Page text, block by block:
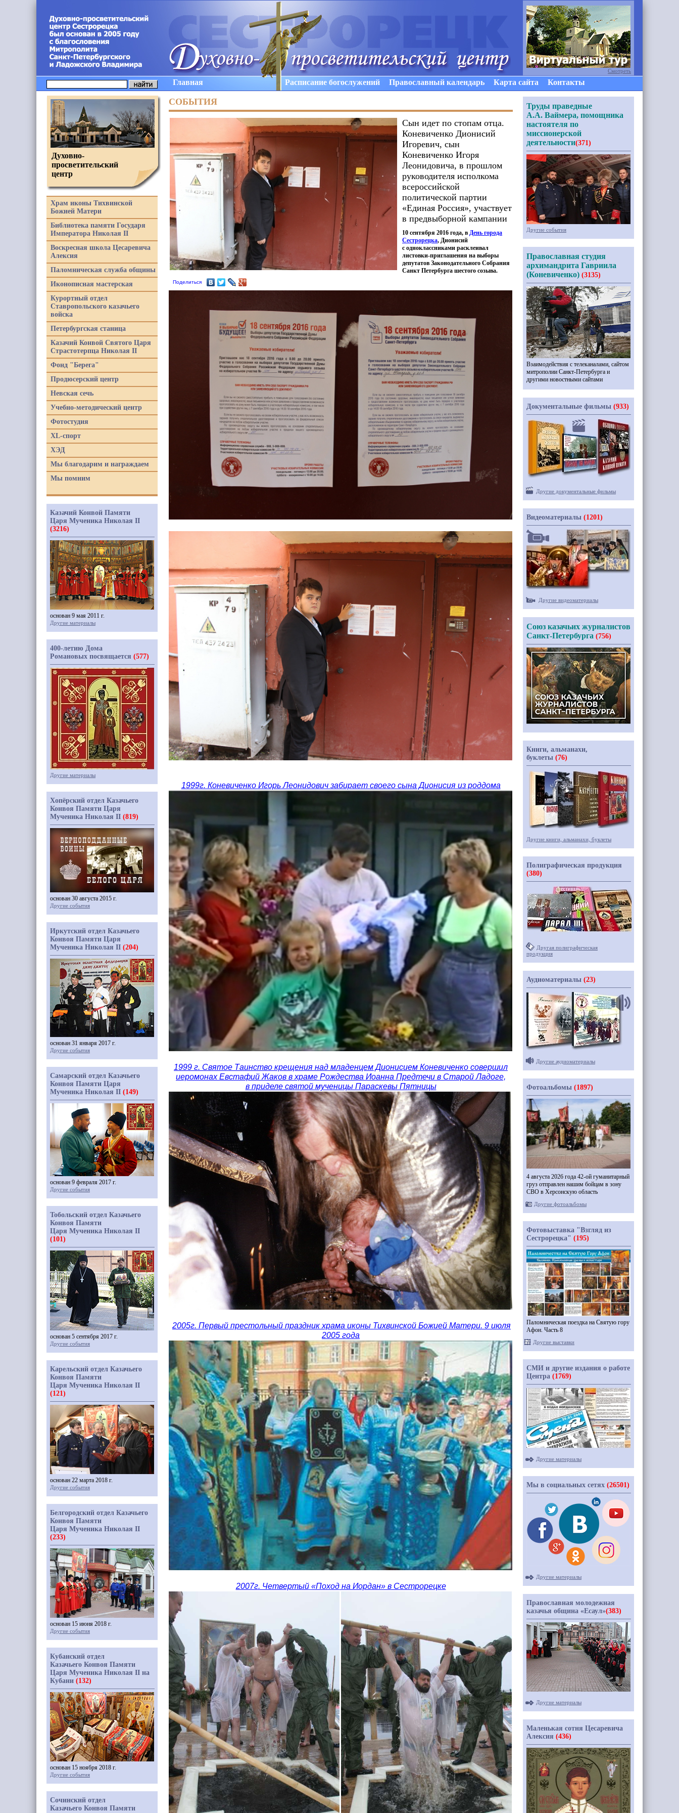
Главная Расписание богослужений Православный календарь Карта сайта Контакты
СОБЫТИЯ
Поделиться
Сын идет по стопам отца.
Коневиченко Дионисий
Игоревич, сын
Коневиченко Игоря
Леонидовича, в прошлом
руководителя исполкома
всероссийской
политической партии
«Единая Россия», участвует
в предвыборной кампании
10 сентября 2016 года, в День города
Сестрорецка, Дионисий
с одноклассниками расклеивал
листовки-приглашения на выборы
депутатов Законодательного Собрания
Санкт Петербурга шестого созыва.
1999г. Коневиченко Игорь Леонидович забирает своего сына Дионисия из роддома
1999 г. Святое Таинство крещения над младенцем Дионисием Коневиченко совершил
иеромонах Евстафий Жаков в храме Рождества Иоанна Предтечи в Старой Ладоге,
в приделе святой мученицы Параскевы Пятницы
2005г. Первый престольный праздник храма иконы Тихвинской Божией Матери. 9 июля
2005 года
2007г. Четвертый «Походна Иордан» в Сестрорецке
Духовно-
просветительский
центр
Храм иконы Тихвинской
Божией Матери
Библиотека памяти Государя
Императора Николая II
Воскресная школа Цесаревича
Алексия
Паломническая служба общины
Иконописная мастерская
Курортный отдел
Ставропольского казачьего
войска
Петербургская станица
Казачий Конвой Святого Царя
Страстотерпца Николая II
Фонд "Берега"
Продюсерский центр
Невская сечь
Учебно-методический центр
Фотостудия
XL-спорт
ХЭД
Мы благодарим и награждаем
Мы помним
Казачий Конвой Памяти
Царя Мученика Николая II
(3216)
основан 9 мая 2011 г.
Другие материалы
400-летию Дома
Романовых посвящается (577)
Другие материалы
Хопёрский отдел Казачьего
Конвоя Памяти Царя
Мученика Николая II (819)
основан 30 августа 2015 г.
Другие события
Иркутский отдел Казачьего
Конвоя Памяти Царя
Мученика Николая II (204)
основан 31 января 2017 г.
Другие события
Самарский отдел Казачьего
Конвоя Памяти Царя
Мученика Николая II (149)
основан 9 февраля 2017 г.
Другие события
Тобольский отдел Казачьего
Конвоя Памяти
Царя Мученика Николая II
(101)
основан 5 сентября 2017 г.
Другие события
Карельский отдел Казачьего
Конвоя Памяти
Царя Мученика Николая II
(121)
основан 22 марта 2018 г.
Другие события
Белгородский отдел Казачьего
Конвоя Памяти
Царя Мученика Николая II
(233)
основан 15 июня 2018 г.
Другие события
Кубанский отдел
Казачьего Конвоя Памяти
Царя Мученика Николая II на
Кубани (132)
основан 15 ноября 2018 г.
Другие события
Сочинский отдел
Казачьего Конвоя Памяти
Смотреть
Труды праведные
А.А. Ваймера, помощника
настоятеля по
миссионерской
деятельности(371)
Другие события
Православная студия
архимандрита Гавриила
(Коневиченко) (3135)
Взаимодействия с телеканалами, сайтом
митрополии Санкт-Петербурга и
другими новостными сайтами
Документальные фильмы (933)
Другие документальные фильмы
Видеоматериалы (1201)
Другие видеоматериалы
Союз казачьих журналистов
Санкт-Петербурга (756)
Книги, альманахи,
буклеты (76)
Другие книги, альманахи, буклеты
Полиграфическая продукция
(380)
Другая полиграфическая
продукция
Аудиоматериалы (23)
Другие аудиоматериалы
Фотоальбомы (1897)
4 августа 2026 года 42-ой гуманитарный
груз отправлен нашим бойцам в зону
СВО в Херсонскую область
Другие фотоальбомы
Фотовыставка "Взгляд из
Сестрорецка" (195)
Паломническая поездка на Святую гору
Афон. Часть 8
Другие выставки
СМИ и другие издания о работе
Центра (1769)
Другие материалы
Мы в социальных сетях (26501)
Другие материалы
Православная молодежная
казачья община «Есаул»(383)
Другие материалы
Маленькая сотня Цесаревича
Алексия (436)